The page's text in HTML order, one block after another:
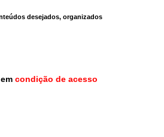
desejados, organizados
condição de acesso